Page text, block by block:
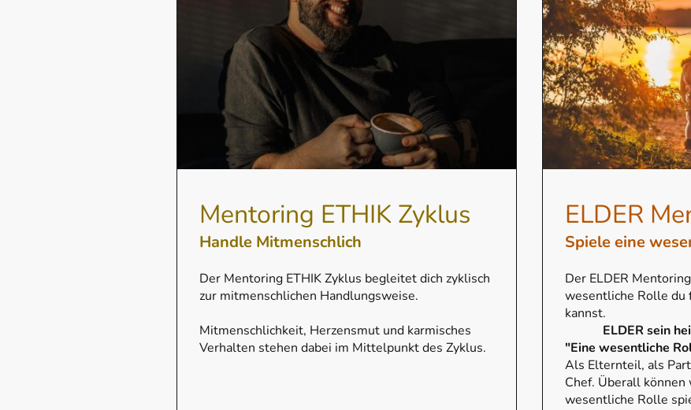
Mentoring ETHIK Zyklus
Handle Mitmenschlich
Der Mentoring ETHIK Zyklus begleitet dich zyklisch
zur mitmenschlichen Handlungsweise.
Mitmenschlichkeit, Herzensmut und karmisches
Verhalten stehen dabei im Mittelpunkt des Zyklus.
ELDER
Spiele eine
Der ELDER
wesentliche Rolle du
kannst.
ELDER sein
"Eine wesentliche
Als Elternteil, als
Chef. Überall
wesentliche Rolle